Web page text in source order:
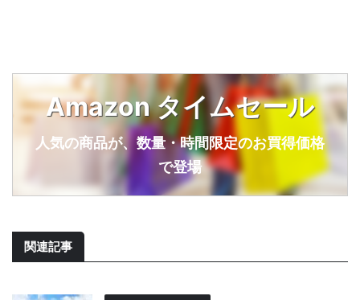
Amazon タイムセール
人気の商品が、数量・時間限定のお買得価格
で登場
関連記事